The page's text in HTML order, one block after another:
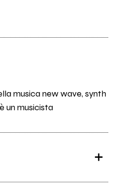
musica new wave, synth
un musicista